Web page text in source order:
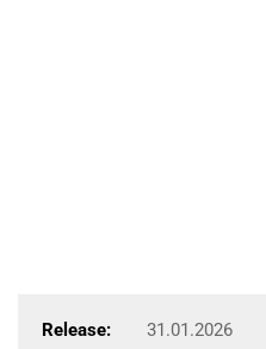
Release:
31.01.2026